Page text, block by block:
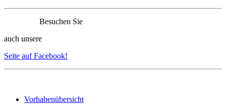
Besuchen Sie
auch unsere
Seite auf Facebook!
Vorhabenübersicht